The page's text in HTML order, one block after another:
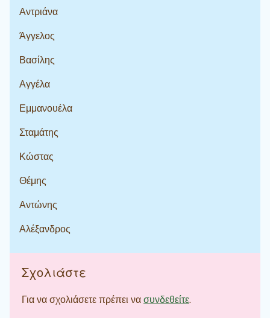
Αντριάνα
Άγγελος
Βασίλης
Αγγέλα
Εμμανουέλα
Σταμάτης
Κώστας
Θέμης
Αντώνης
Αλέξανδρος
Σχολιάστε
Για να σχολιάσετε πρέπει νασυνδεθείτε.